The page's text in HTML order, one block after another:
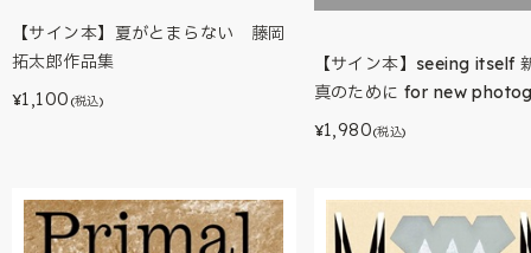
【サイン本】夏がとまらない 藤岡
拓太郎作品集
¥1,100 (税込)
【サイン本】seeing itself
真のために for new
¥1,980(税込)